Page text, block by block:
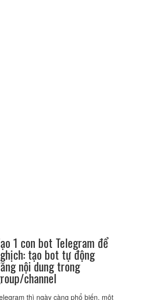
1 con bot Telegram để
tạo bot tự động
nội dung trong
channel
thì ngày càng phổ biến, một